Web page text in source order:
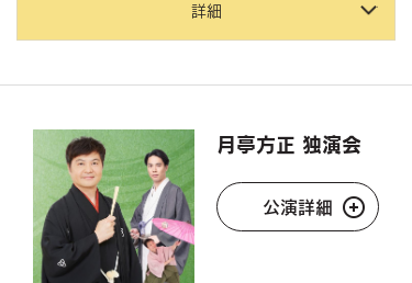
詳細
月亭方正 独演会
公演詳細